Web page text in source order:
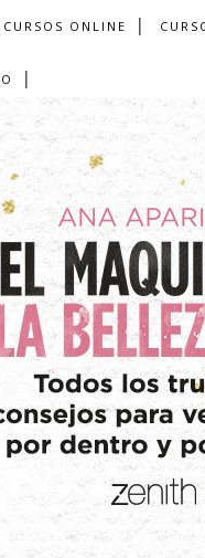
CURSOS ONLINE